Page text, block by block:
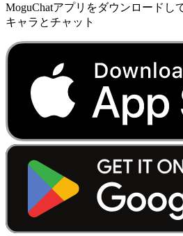
MoguChatアプリをダウンロードし
キャラとチャット